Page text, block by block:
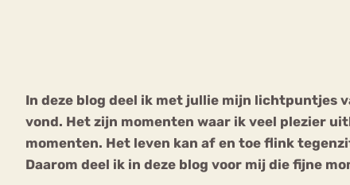
In deze blog deel ik met jullie mijn lichtpuntjes
vond. Het zijn momenten waar ik veel plezier
momenten. Het leven kan af en toe flink
Daarom deel ik in deze blog voor mij die fijne
Boulimia Nervosa
Orthorexia
Afvallen Angst